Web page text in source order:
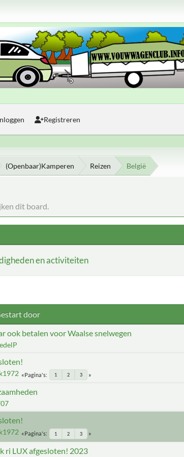
Registreren
(Openbaar)Kamperen Reizen België
dit board.
en activiteiten
door
ook betalen voor Waalse snelwegen
Pagina's 1 2 3
Pagina's 1 2 3
ri LUX afgesloten! 2023